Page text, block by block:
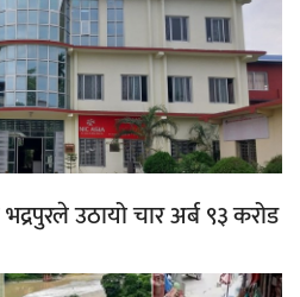
उठायो चार अर्ब ९३ करोड